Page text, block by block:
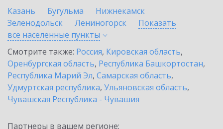
Казань
Бугульма
Нижнекамск
Зеленодольск
Лениногорск
Показать
все населенные пункты
Смотрите также: Россия, Кировская область,
Оренбургская область, Республика Башкортостан,
Республика Марий Эл, Самарская область,
Удмуртская республика, Ульяновская область,
Чувашская Республика - Чувашия
Партнеры в вашем регионе: